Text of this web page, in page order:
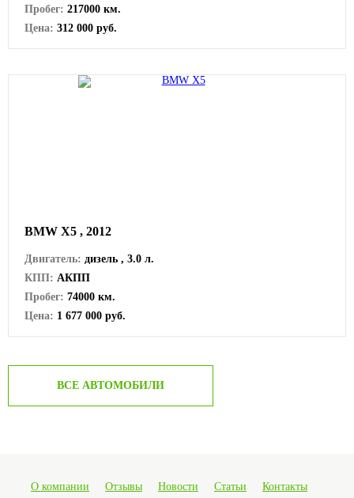
Пробег: 217000 км.
Цена: 312 000 руб.
BMW X5 , 2012
Двигатель: дизель , 3.0 л.
КПП: АКПП
Пробег: 74000 км.
Цена: 1 677 000 руб.
ВСЕ АВТОМОБИЛИ
О компании Отзывы Новости Статьи Контакты